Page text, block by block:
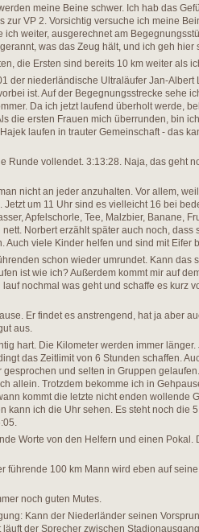
meine Beine schwer. Ich hab das
zur VP 2. Vorsichtig versuche ich meine
ich weiter, ausgerechnet am
was das Zeug hält, und ich geh hier
die Ersten sind bereits 10 km weiter als
der niederländische Ultraläufer Jan-Albert
ist. Auf der Begegnungsstrecke sehe
Da ich jetzt laufend überholt werde,
die ersten Frauen mich überrunden, bin
laufen in trauter Gemeinschaft - das
Runde vollendet. 3:13:28. Naja, das geht
nicht an jeder anzuhalten. Vor allem,
Jetzt um 11 Uhr sind es vielleicht 16 bei
Apfelschorle, Tee, Malzbier, Banane,
Norbert erzählt später auch noch, dass
Auch viele Kinder helfen und sind mit Eifer
schon wieder umrundet. Kann das
ist wie ich? Außerdem kommt mir auf
nochmal was geht und schaffe es kurz
Er findet es anstrengend, hat ja aber
aus.
hart. Die Kilometer werden immer länger.
das Zeitlimit von 6 Stunden schaffen.
und selten in Gruppen
allein. Trotzdem bekomme ich in
kommt die letzte nicht enden wollende
kann ich die Uhr sehen. Es steht noch die
Worte von den Helfern und einen Pokal.
führende 100 km Mann wird eben auf
noch guten Mutes.
Kann der Niederländer seinen
der Sprecher zwischen